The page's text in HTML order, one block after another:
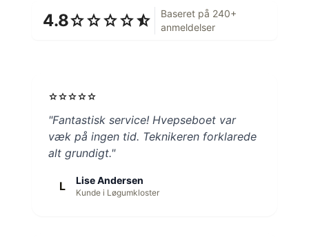
4.8starstarstarstarstar_half
Baseret på 240+
anmeldelser
starstarstarstarstar
"Fantastisk service! Hvepseboet var
væk på ingen tid. Teknikeren forklarede
alt grundigt."
L Lise Andersen
Kunde i Løgumkloster